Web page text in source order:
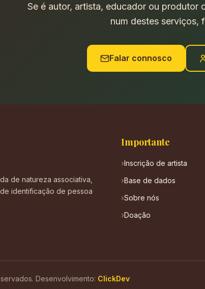
Se é autor, artista, educador ou produtor
num destes serviços,
Falar connosco
de natureza associativa,
identificação de pessoa
Importante
Inscrição de artista
Base de dados
Sobre nós
Doação
Desenvolvimento: ClickDev